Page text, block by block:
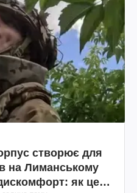
створює для
на Лиманському
як це